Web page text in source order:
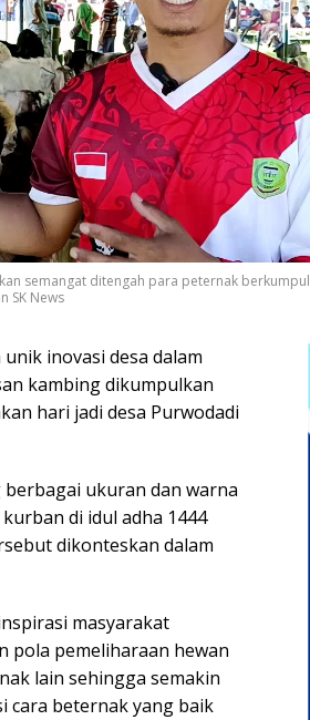
semangat ditengah para peternak
SK News
inovasi desa dalam
kambing dikumpulkan
hari jadi desa Purwodadi
ukuran dan warna
di idul adha 1444
dikonteskan dalam
masyarakat
pola pemeliharaan hewan
lain sehingga semakin
cara beternak yang baik